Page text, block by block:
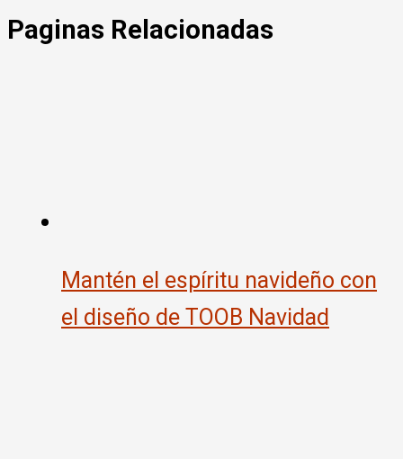
Paginas Relacionadas
Mantén el espíritu navideño con
el diseño de TOOB Navidad